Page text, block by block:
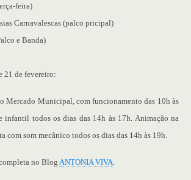
feira)
Carnavalescas (palco pricipal)
e Banda)
21 de fevereiro:
Mercado Municipal, com funcionamento das 10h às
infantil todos os dias das 14h às 17h. Animação na
com som mecânico todos os dias das 14h às 19h.
no Blog ANTONIA VIVA